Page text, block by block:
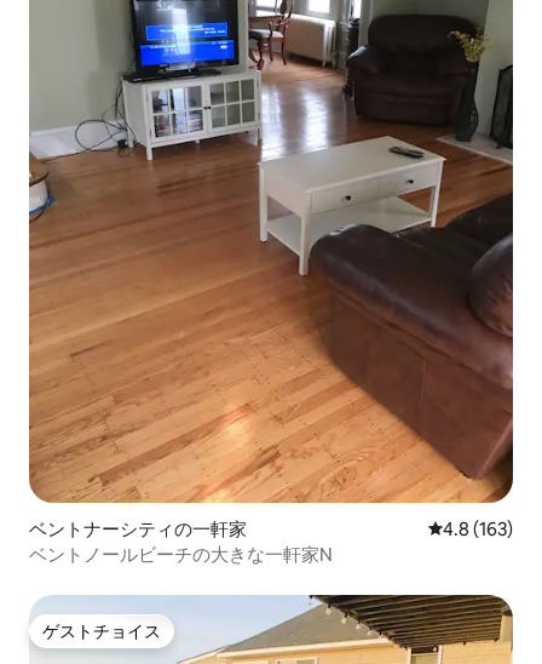
ベントナーシティの一軒家 レビュー163
4.8 (163)
ベントノールビーチの大きな一軒家N
ゲストチョイス
ゲストチョイス